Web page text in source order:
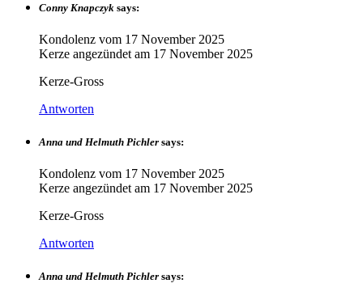
Conny Knapczyk says:
Kondolenz vom 17 November 2025
Kerze angezündet am 17 November 2025
Kerze-Gross
Antworten
Anna und Helmuth Pichler says:
Kondolenz vom 17 November 2025
Kerze angezündet am 17 November 2025
Kerze-Gross
Antworten
Anna und Helmuth Pichler says: